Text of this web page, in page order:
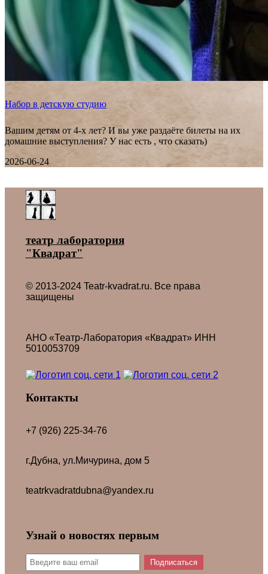
Набор в детскую студию
Вашим детям от 4-х лет? И вы уже раздаёте билеты на их
домашние выступления? У нас есть , что сказать)
2026-06-24
театр лаборатория
"Квадрат"
© 2013-2024 Teatr-kvadrat.ru. Все права
защищены
АНО «Театр-Лаборатория «Квадрат» ИНН
5010053709
Контакты
+7 (926) 225-34-76
г.Дубна, ул.Мичурина, дом 5
teatrkvadratdubna@yandex.ru
Узнай о новостях первым
Подписаться